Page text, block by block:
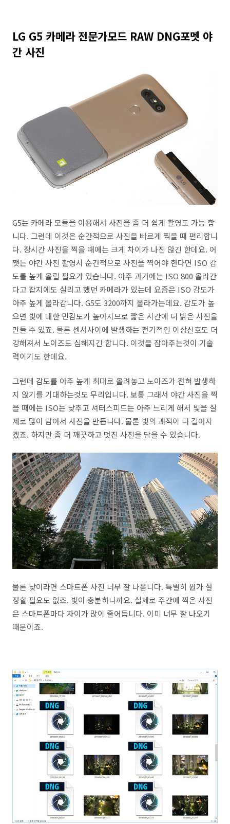
LG G5 카메라 전문가모드 RAW DNG포멧 야
간 사진
G5는 카메라 모듈을 이용해서 사진을 좀 더 쉽게 촬영도 가능 합
니다. 그런데 이것은 순간적으로 사진을 빠르게 찍을 때 편리합니
다. 장시간 사진을 찍을 때에는 크게 차이가 나진 않긴 한데요. 어
쨋든 야간 사진 촬영시 순간적으로 사진을 찍어야 한다면 ISO 감
도를 높게 올릴 필요가 있습니다. 아주 과거에는 ISO 800 올라간
다고 잡지에도 실리고 했던 카메라가 있는데 요즘은 ISO 감도가
아주 높게 올라갑니다. G5도 3200까지 올라가는데요. 감도가 높
으면 빛에 대한 민감도가 높아지므로 짧은 시간에 더 밝은 사진을
만들 수 있죠. 물론 센서사이에 발생하는 전기적인 이상신호도 더
강해져서 노이즈도 심해지긴 합니다. 이것을 잡아주는것이 기술
력이기도 한데요.
그런데 감도를 아주 높게 최대로 올려놓고 노이즈가 전혀 발생하
지 않기를 기대하는것도 무리입니다. 보통 그래서 야간 사진을 찍
을 때에는 ISO는 낮추고 셔터스피드는 아주 느리게 해서 빛을 실
제로 많이 담아서 사진을 만듭니다. 물론 빛의 괘적이 더 길어지
겠죠. 하지만 좀 더 깨끗하고 멋진 사진을 담을 수 있습니다.
물론 낮이라면 스마트폰 사진 너무 잘 나옵니다. 특별히 뭔가 설
정할 필요도 없죠. 빛이 충분하니까요. 실제로 주간에 찍은 사진
은 스마트폰마다 차이가 많이 줄어듭니다. 이미 너무 잘 나오기
때문이죠.